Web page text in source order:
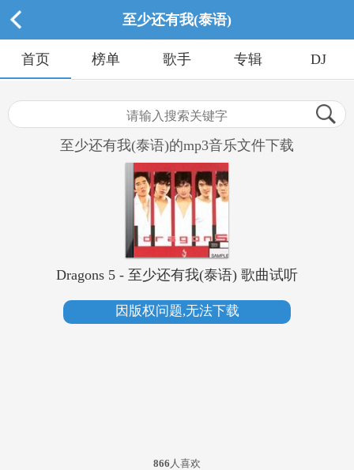
至少还有我(泰语)
首页 榜单 歌手 专辑 DJ
至少还有我(泰语)的mp3音乐文件下载
Dragons 5 - 至少还有我(泰语) 歌曲试听
因版权问题,无法下载
866 人喜欢